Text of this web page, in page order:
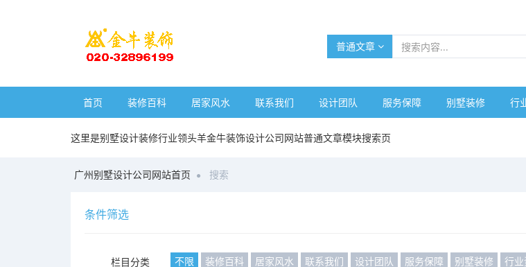
普通文章
首页 装修百科 居家风水 联系我们 设计团队 服务保障 别墅装修 行
这里是别墅设计装修行业领头羊金牛装饰设计公司网站普通文章模块搜索页
广州别墅设计公司网站首页 搜索
条件筛选
栏目分类 不限 装修百科 居家风水 联系我们 设计团队 服务保障 别墅装修 行